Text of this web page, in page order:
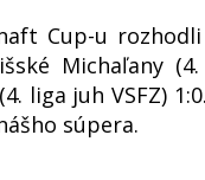
Cup-u
Michaľany
liga juh VSFZ)
súpera.